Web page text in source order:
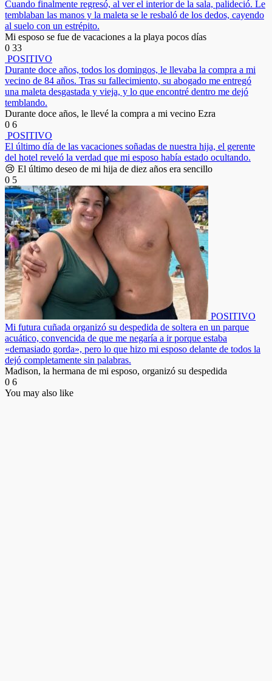
Cuando finalmente regresó, al ver el interior de la sala, palideció. Le
temblaban las manos y la maleta se le resbaló de los dedos, cayendo
al suelo con un estrépito.
Mi esposo se fue de vacaciones a la playa pocos días
0 33
POSITIVO
Durante doce años, todos los domingos, le llevaba la compra a mi
vecino de 84 años. Tras su fallecimiento, su abogado me entregó
una maleta desgastada y vieja, y lo que encontré dentro me dejó
temblando.
Durante doce años, le llevé la compra a mi vecino Ezra
0 6
POSITIVO
El último día de las vacaciones soñadas de nuestra hija, el gerente
del hotel reveló la verdad que mi esposo había estado ocultando.
😢 El último deseo de mi hija de diez años era sencillo
0 5
POSITIVO
Mi futura cuñada organizó su despedida de soltera en un parque
acuático, convencida de que me negaría a ir porque estaba
«demasiado gorda», pero lo que hizo mi esposo delante de todos la
dejó completamente sin palabras.
Madison, la hermana de mi esposo, organizó su despedida
0 6
You may also like